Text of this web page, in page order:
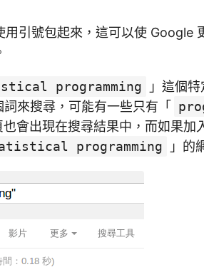
引號包起來，這可以使 Google
programming
」這個
來搜尋，可能有一些只有「
也會出現在搜尋結果中，而如果加
programming 」的